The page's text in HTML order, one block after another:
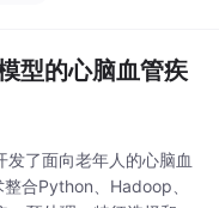
型的心脑血管疾
了面向老年人的心脑血
合Python、Hadoop、